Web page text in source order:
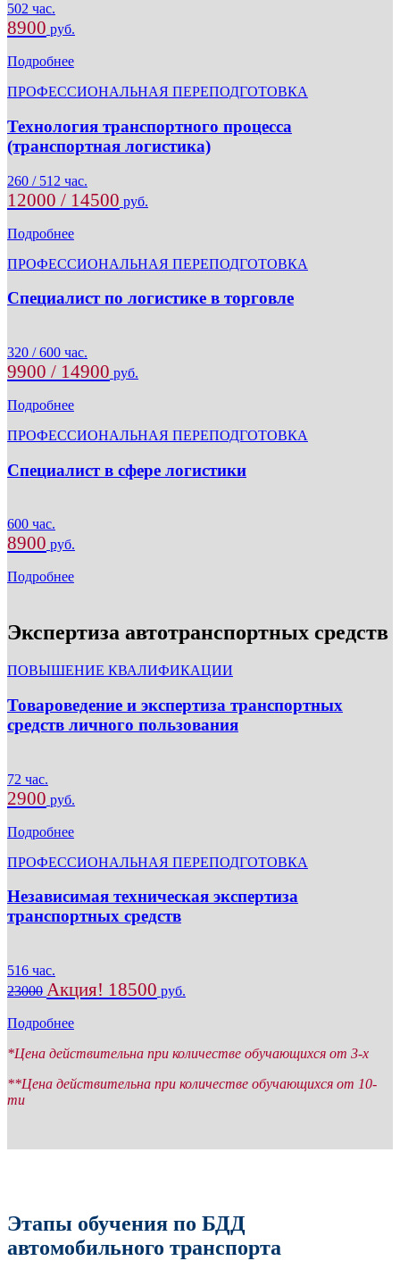
502 час.
8900 руб.
Подробнее
ПРОФЕССИОНАЛЬНАЯ ПЕРЕПОДГОТОВКА
Технология транспортного процесса
(транспортная логистика)
260 / 512 час.
12000 / 14500 руб.
Подробнее
ПРОФЕССИОНАЛЬНАЯ ПЕРЕПОДГОТОВКА
Специалист по логистике в торговле
320 / 600 час.
9900 / 14900 руб.
Подробнее
ПРОФЕССИОНАЛЬНАЯ ПЕРЕПОДГОТОВКА
Специалист в сфере логистики
600 час.
8900 руб.
Подробнее
Экспертиза автотранспортных средств
ПОВЫШЕНИЕ КВАЛИФИКАЦИИ
Товароведение и экспертиза транспортных
средств личного пользования
72 час.
2900 руб.
Подробнее
ПРОФЕССИОНАЛЬНАЯ ПЕРЕПОДГОТОВКА
Независимая техническая экспертиза
транспортных средств
516 час.
23000 Акция! 18500 руб.
Подробнее
*Цена действительна при количестве обучающихся от 3-х
**Цена действительна при количестве обучающихся от 10-
ти
Этапы обучения по БДД
автомобильного транспорта